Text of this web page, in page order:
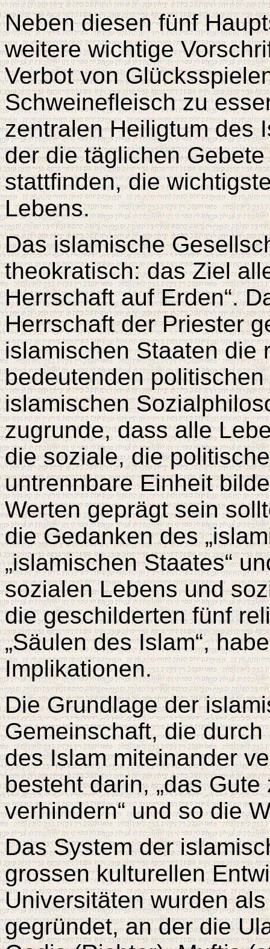
Neben diesen fünf
weitere wichtige
Verbot von
Schweinefleisch zu
zentralen Heiligtum des
der die täglichen
stattfinden, die
Lebens.
Das islamische
theokratisch: das Ziel
Herrschaft auf Erden“.
Herrschaft der Priester
islamischen Staaten die
bedeutenden
islamischen
zugrunde, dass alle
die soziale, die
untrennbare Einheit
Werten geprägt sein
die Gedanken des
„islamischen Staates“
sozialen Lebens und
die geschilderten fünf
„Säulen des Islam“,
Implikationen.
Die Grundlage der
Gemeinschaft, die
des Islam miteinander
besteht darin, „das
verhindern“ und so die
Das System der
grossen kulturellen
Universitäten wurden
gegründet, an der die